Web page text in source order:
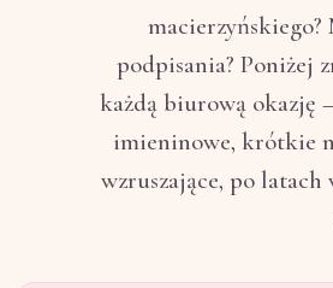
podpisania? Poniżej
każdą biurową okazję
imieninowe, krótkie
wzruszające, po latach